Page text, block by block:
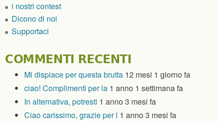
i nostri contest
Dicono di noi
Supportaci
COMMENTI RECENTI
Mi dispiace per questa brutta 12 mesi 1 giorno fa
ciao! Complimenti per la 1 anno 1 settimana fa
In alternativa, potresti 1 anno 3 mesi fa
Ciao carissimo, grazie per l 1 anno 3 mesi fa